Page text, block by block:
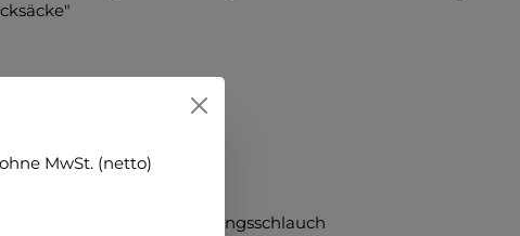
Reservoir und O2-Zuleitungsschlauch
MwSt. (netto)